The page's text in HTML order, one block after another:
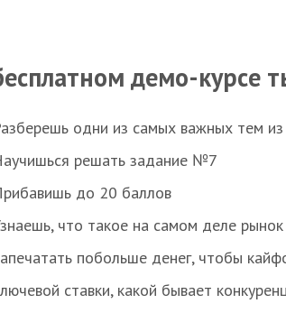
демо-курсе
одни из самых важных тем
решать задание №7
до 20 баллов
что такое на самом деле
побольше денег, чтобы
ставки, какой бывает